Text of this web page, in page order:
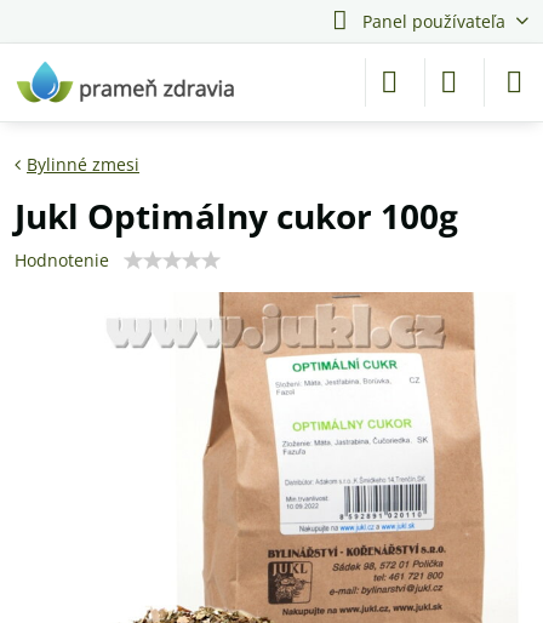
Panel používateľa
Bylinné zmesi
Jukl Optimálny cukor 100g
Hodnotenie